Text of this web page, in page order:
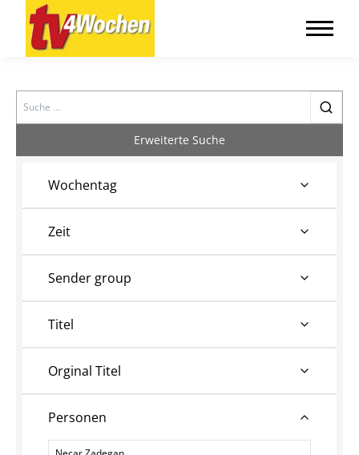
Search
Erweiterte Suche
Wochentag
Zeit
Sender group
Titel
Orginal Titel
Personen
Personen